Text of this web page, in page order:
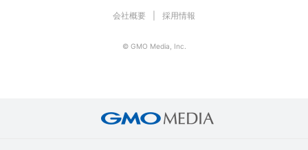
会社概要 採用情報
© GMO Media, Inc.